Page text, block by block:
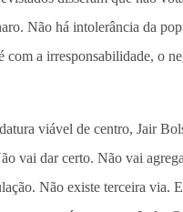
Não há intolerância da
com a irresponsabilidade, o
viável de centro, Jair
vai dar certo. Não vai
Não existe terceira via.